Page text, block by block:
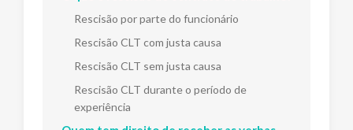
Rescisão por parte do funcionário
Rescisão CLT com justa causa
Rescisão CLT sem justa causa
Rescisão CLT durante o período de
experiência